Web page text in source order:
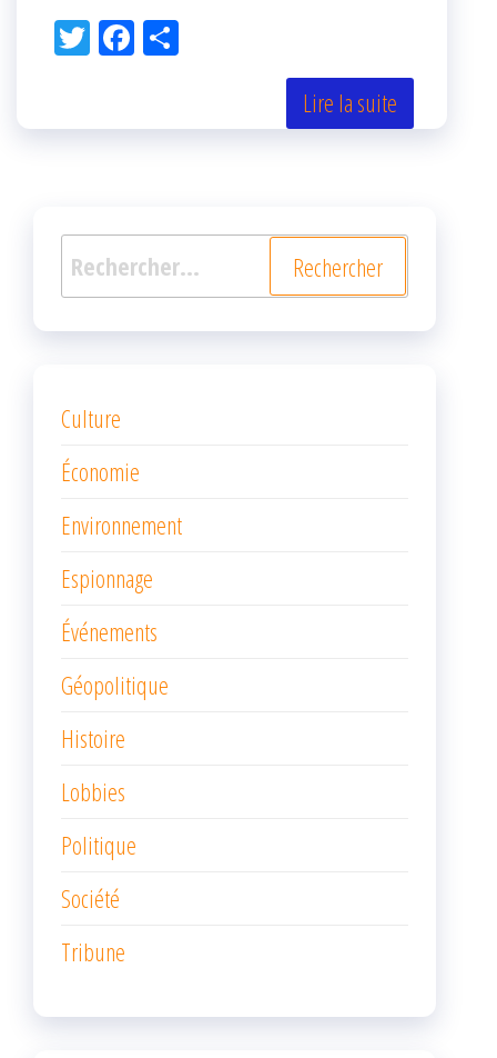
Tw Fac
k r
Lire la suite
Rechercher :
Culture
Économie
Environnement
Espionnage
Événements
Géopolitique
Histoire
Lobbies
Politique
Société
Tribune